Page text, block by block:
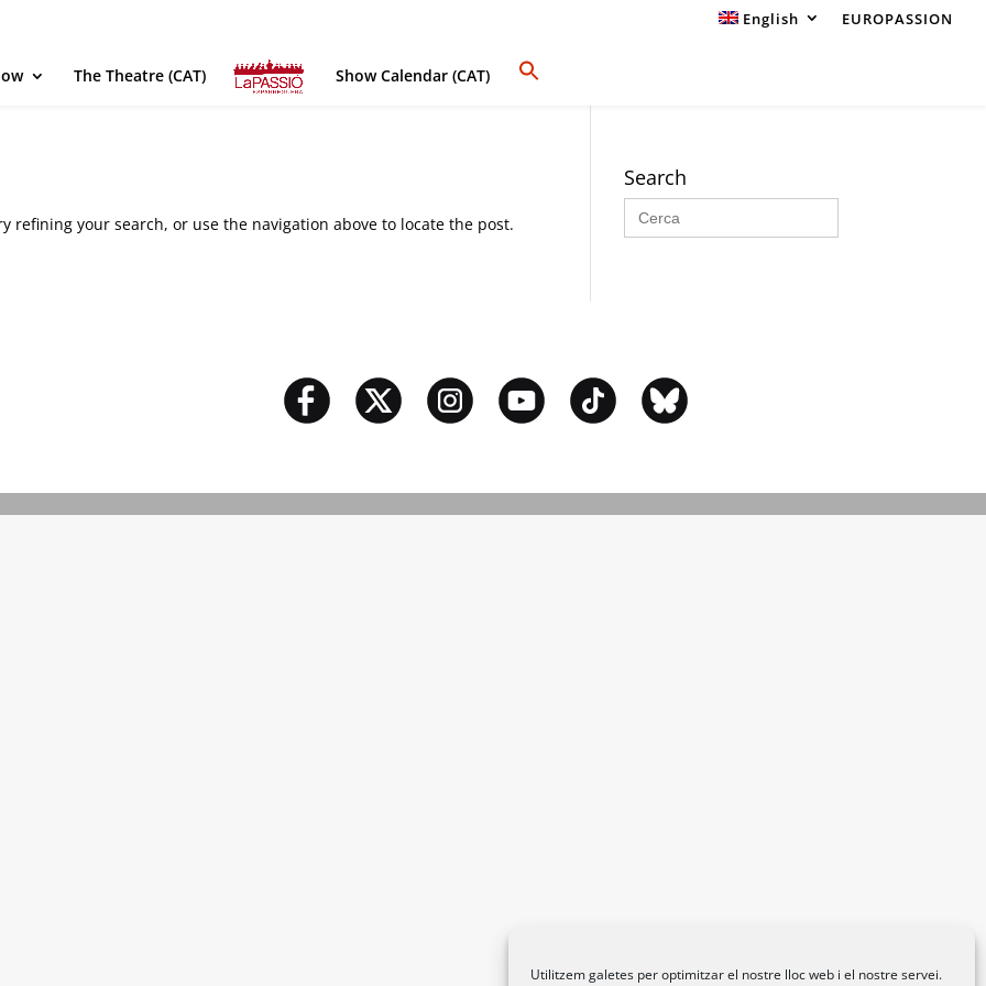
Utilitzem galetes per optimitzar el nostre lloc web i el nostre servei.
English EUROPASSION
The Theatre (CAT) Show Calendar (CAT)
refining your search, or use the navigation above to locate the post.
Search
Search
for: